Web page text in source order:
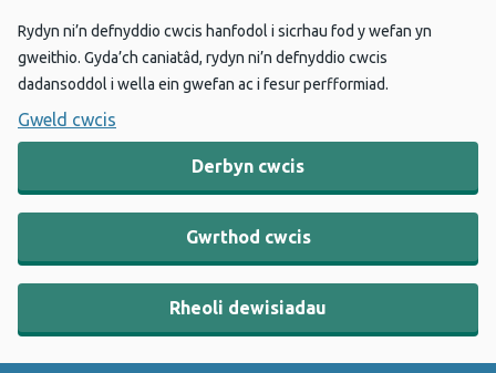
Rydyn ni’n defnyddio cwcis hanfodol i sicrhau fod y wefan yn
gweithio. Gyda’ch caniatâd, rydyn ni’n defnyddio cwcis
dadansoddol i wella ein gwefan ac i fesur perfformiad.
Gweld cwcis
Derbyn cwcis
Gwrthod cwcis
Rheoli dewisiadau